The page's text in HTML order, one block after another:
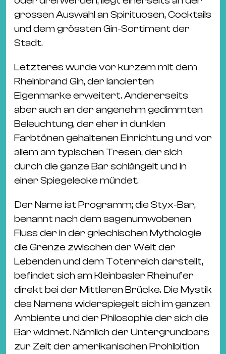
Magazin Newsletter Suchen
grossen Auswahl an Spirituosen, Cocktails
und dem grössten Gin-Sortiment der
Stadt.
Letzteres wurde vor kurzem mit dem
Rheinbrand Gin, der lancierten
Eigenmarke erweitert. Andererseits
aber auch an der angenehm gedimmten
Beleuchtung, der eher in dunklen
Farbtönen gehaltenen Einrichtung und vor
allem am typischen Tresen, der sich
durch die ganze Bar schlängelt und in
einer Spiegelecke mündet.
Der Name ist Programm; die Styx-Bar,
benannt nach dem sagenumwobenen
Fluss der in der griechischen Mythologie
die Grenze zwischen der Welt der
Lebenden und dem Totenreich darstellt,
befindet sich am Kleinbasler Rheinufer
direkt bei der Mittleren Brücke. Die Mystik
des Namens widerspiegelt sich im ganzen
Ambiente und der Philosophie der sich die
Bar widmet. Nämlich der Untergrundbars
zur Zeit der amerikanischen Prohibition